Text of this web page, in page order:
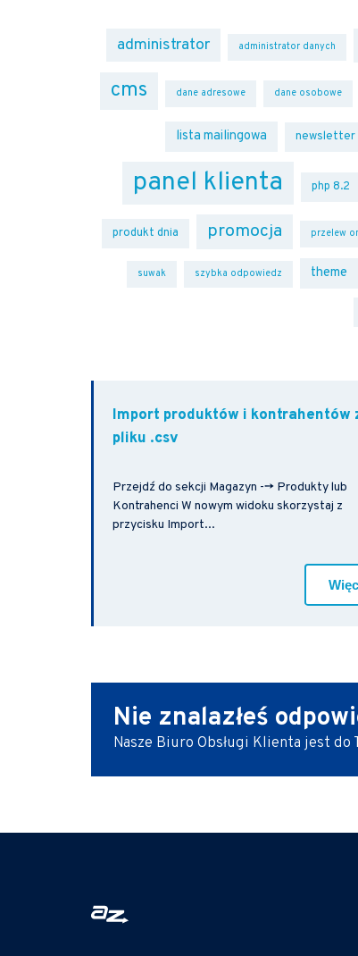
administrator administrator danych
cms dane adresowe dane osobowe
lista mailingowa newsletter
panel klienta php 8.2
produkt dnia promocja przelew
suwak szybka odpowiedz theme
Import produktów i kontrahentów
pliku .csv
Przejdź do sekcji Magazyn --> Produkty lub
Kontrahenci W nowym widoku skorzystaj z
przycisku Import...
Nie znalazłeś
Nasze Biuro Obsługi Klienta jest do